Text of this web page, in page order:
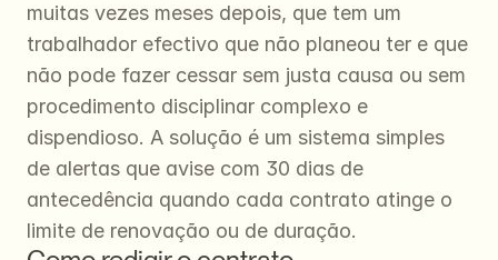
muitas vezes meses depois, que tem um
trabalhador efectivo que não planeou ter e que
não pode fazer cessar sem justa causa ou sem
procedimento disciplinar complexo e
dispendioso. A solução é um sistema simples
de alertas que avise com 30 dias de
antecedência quando cada contrato atinge o
limite de renovação ou de duração.